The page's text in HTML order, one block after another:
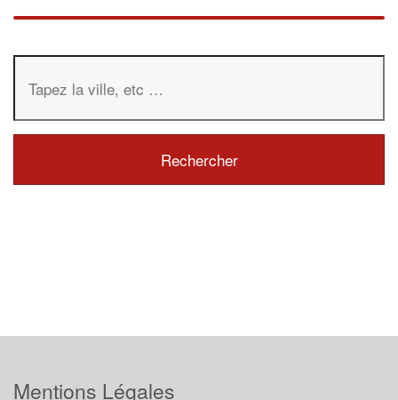
Mentions Légales